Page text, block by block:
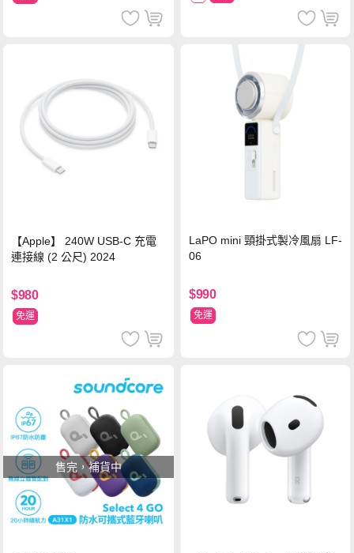
【Apple】 240W USB-C 充電
連接線 (2 公尺) 2024
$980
免運
LaPO mini 頸掛式製冷風扇 LF-
06
$990
免運
售完，補貨中